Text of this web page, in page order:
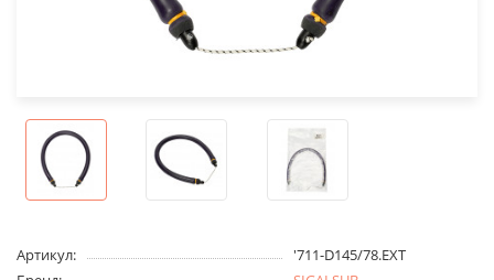
Артикул:
'711-D145/78.EXT